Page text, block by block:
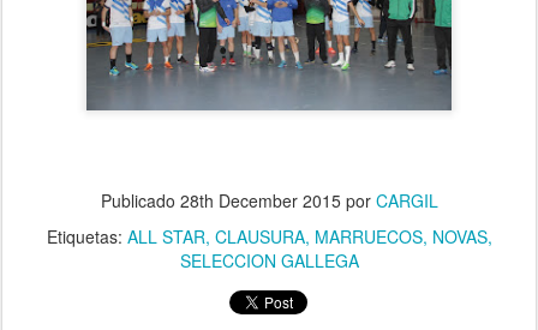
Publicado 28th December 2015por CARGIL
Etiquetas: ALL STAR CLAUSURA MARRUECOS NOVAS
SELECCION GALLEGA